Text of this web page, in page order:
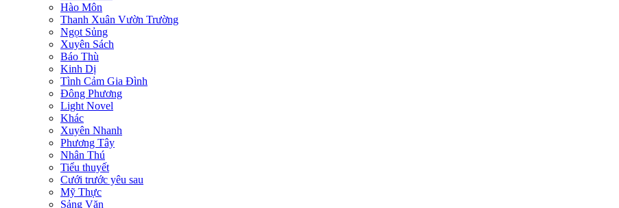
Hào Môn
Thanh Xuân Vườn Trường
Ngọt Sủng
Xuyên Sách
Báo Thù
Kinh Dị
Tình Cảm Gia Đình
Đông Phương
Light Novel
Khác
Xuyên Nhanh
Phương Tây
Nhân Thú
Tiểu thuyết
Cưới trước yêu sau
Mỹ Thực
Sảng Văn